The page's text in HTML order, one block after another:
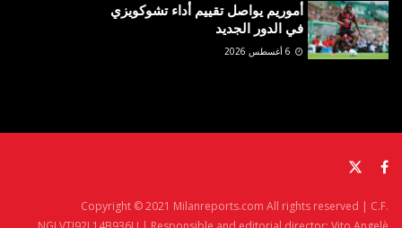
أموريم يواصل تقييم أداء تشوكويزي
في الدور الجديد
Copyright © 2021 Milanreports.com All rights reserved | C.F.